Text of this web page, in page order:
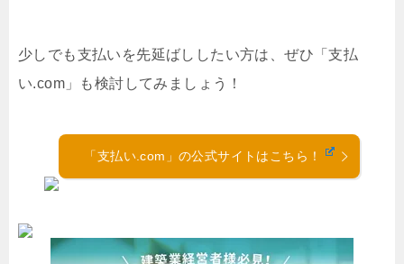
少しでも支払いを先延ばししたい方は、ぜひ「支払
い.com」も検討してみましょう！
「支払い.com」の公式サイトはこちら！